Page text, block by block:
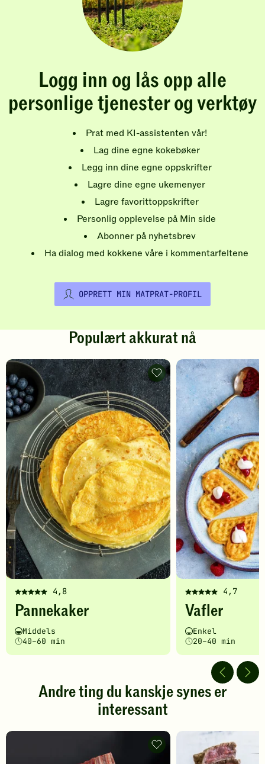
Logg inn og lås opp alle
personlige tjenester og verktøy
Prat med KI-assistenten vår!
Lag dine egne kokebøker
Legg inn dine egne oppskrifter
Lagre dine egne ukemenyer
Lagre favorittoppskrifter
Personlig opplevelse på Min side
Abonner på nyhetsbrev
Ha dialog med kokkene våre i kommentarfeltene
OPPRETT MIN MATPRAT-PROFIL
Populært akkurat nå
4,8
Denne
oppskriften
fått
5
av
stjerner.
gi
Pannekaker
Vanskelighetsgrad
Middels
Tilberedningstid
40–60 min
Pannekaker
-
legg
til
favoritter
4,7
Denne
oppskriften
fått
5
av
stjerner.
Klikk
gi
vurdering.
Vafler
Vanskelighetsgrad
Enkel
Tilberedningstid
20–40 min
Andre ting du kanskje synes er
interessant
Bryst/bibringe
-